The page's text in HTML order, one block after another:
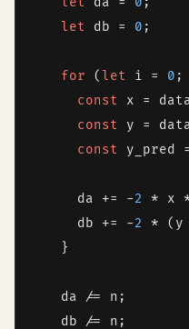
let db = 0 ;
for (let i = 0 ;
const x =
const y =
const y_pred
      da += -
2
* x
      db += -
2
* (y
    }
    da /= n;
    db /= n;